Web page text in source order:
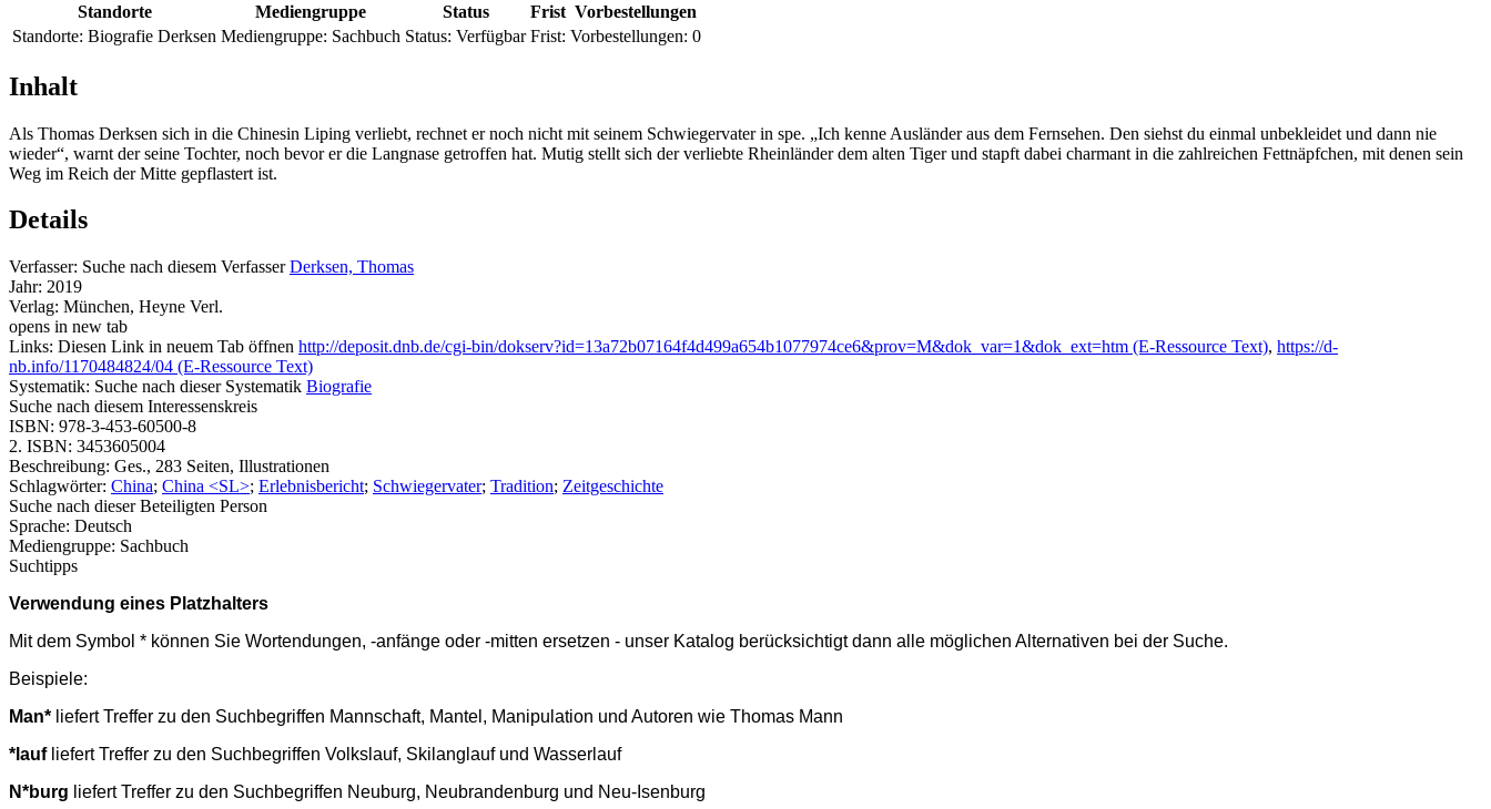
Standorte Mediengruppe Status Frist Vorbestellungen
Standorte: Biografie Derksen Mediengruppe: Sachbuch Status: Verfügbar Frist: Vorbestellungen: 0
Inhalt
Als Thomas Derksen sich in die Chinesin Liping verliebt, rechnet er noch nicht mit seinem Schwiegervater in spe. „Ich kenne Ausländer aus dem Fernsehen. Den siehst du einmal unbekleidet und dann nie
wieder“, warnt der seine Tochter, noch bevor er die Langnase getroffen hat. Mutig stellt sich der verliebte Rheinländer dem alten Tiger und stapft dabei charmant in die zahlreichen Fettnäpfchen, mit denen sein
Weg im Reich der Mitte gepflastert ist.
Details
Verfasser: Suche nach diesem Verfasser Derksen, Thomas
Jahr: 2019
Verlag: München, Heyne Verl.
opens in new tab
Links: Diesen Link in neuem Tab öffnen http://deposit.dnb.de/cgi-bin/dokserv?id=13a72b07164f4d499a654b1077974ce6&prov=M&dok_var=1&dok_ext=htm (E-Ressource Text), https://d-
nb.info/1170484824/04 (E-Ressource Text)
Systematik: Suche nach dieser Systematik Biografie
Suche nach diesem Interessenskreis
ISBN: 978-3-453-60500-8
2. ISBN: 3453605004
Beschreibung: Ges., 283 Seiten, Illustrationen
Schlagwörter: China; China <SL>; Erlebnisbericht; Schwiegervater; Tradition; Zeitgeschichte
Suche nach dieser Beteiligten Person
Sprache: Deutsch
Mediengruppe: Sachbuch
Suchtipps
Verwendung eines Platzhalters
Mit dem Symbol * können Sie Wortendungen, -anfänge oder -mitten ersetzen - unser Katalog berücksichtigt dann alle möglichen Alternativen bei der Suche.
Beispiele:
Man* liefert Treffer zu den Suchbegriffen Mannschaft, Mantel, Manipulation und Autoren wie Thomas Mann
*lauf liefert Treffer zu den Suchbegriffen Volkslauf, Skilanglauf und Wasserlauf
N*burg liefert Treffer zu den Suchbegriffen Neuburg, Neubrandenburg und Neu-Isenburg